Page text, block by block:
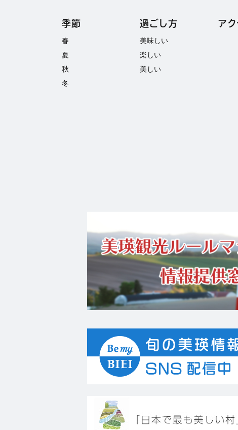
季節
春
夏
秋
冬
過ごし方
美味しい
楽しい
美しい
ア